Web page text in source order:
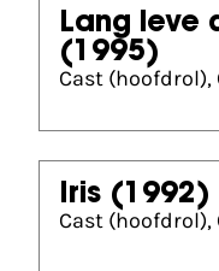
Lang leve
(1995)
Cast
Iris (1992)
Cast